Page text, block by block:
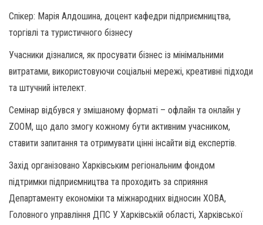
Спікер: Марія Алдошина, доцент кафедри підприємництва,
торгівлі та туристичного бізнесу
Учасники дізналися, як просувати бізнес із мінімальними
витратами, використовуючи соціальні мережі, креативні підходи
та штучний інтелект.
Семінар відбувся у змішаному форматі – офлайн та онлайн у
ZOOM, що дало змогу кожному бути активним учасником,
ставити запитання та отримувати цінні інсайти від експертів.
Захід організовано Харківським регіональним фондом
підтримки підприємництва та проходить за сприяння
Департаменту економіки та міжнародних відносин ХОВА,
Головного управління ДПС У Харківській області, Харківської